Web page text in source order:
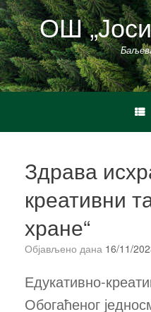
Пређи
на
садржај ОШ
Здрава
креативни
хране“
Објављено дана 16/11/
Едукативно-
Обогаћеног